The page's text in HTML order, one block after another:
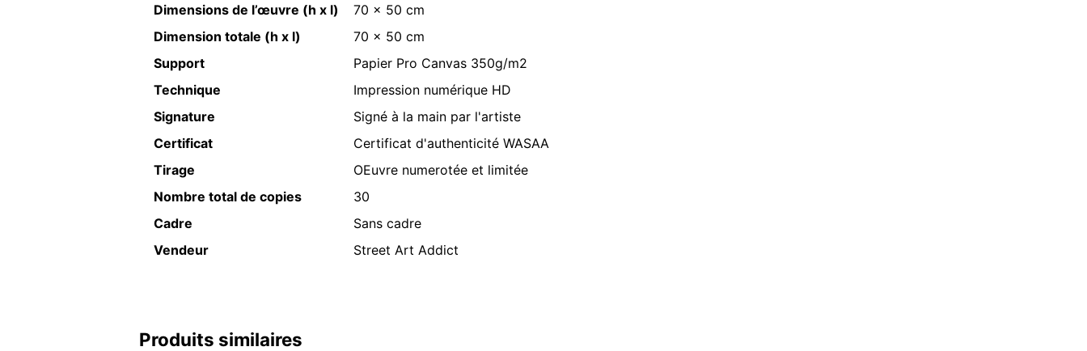
Dimensions de l’œuvre (h x l)
70 x 50 cm
Dimension totale (h x l)
70 x 50 cm
Support
Papier Pro Canvas 350g/m2
Technique
Impression numérique HD
Signature
Signé à la main par l'artiste
Certificat
Certificat d'authenticité WASAA
Tirage
OEuvre numerotée et limitée
Nombre total de copies
30
Cadre
Sans cadre
Vendeur
Street Art Addict
Produits similaires